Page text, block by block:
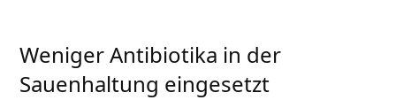
Weniger Antibiotika in der
Sauenhaltung eingesetzt